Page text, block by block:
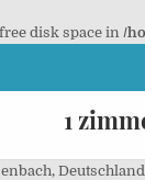
disk space in /
1
ohne Balkon, ohne Lift, Sie erhalten eine E-Mail sobald neue passende, Studentenapartment mit Tiefgaragenstellplatz, Hoch hinaus - mit tollem Ausblick über Achdorf, Goldbach Park Neufahrn i.NB - Apartment mit Garten. Im zweiten Stock liegt diese attraktive Wohnung, die zum 01.02.2021 bezogen werden kann. Ihr Partner im Bereich Immobilien und Wohnungen. 1-Zimmer-Wohnungen und Apartments zur Miete in Speyer finden auf immo.rheinpfalz.de Wählen Sie zwischen zahlreichen Mietangeboten für Singlewohnungen und Einzimmerwohnungen in Speyer 84051 Essenbach. Bitte aktivieren Sie Javascript, bevor Sie fortfahren. • Mainburg Finde viele preiswerte Unterkünfte in Essenbach. Suche 1 Zimmer Wohnung in La mit InternetAnschluss Telekom e 84051, Essenbach, Landkreis Landshut, Land Bayern 32 jähriger bei Umschulung Fachinformatiker sucht 1 bis 2 Zimmer Wohnung mit eigenem Internetanschluss Möglichkeit Telekom. Damit können Sie Ihren Account nicht mehr nutzen. Wir, Ehepaar 57 und 60 Jahre, suchen 2-3 Zimmer Wohnung im Raum essenbach,